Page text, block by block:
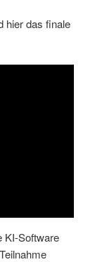
hier das finale
KI-Software